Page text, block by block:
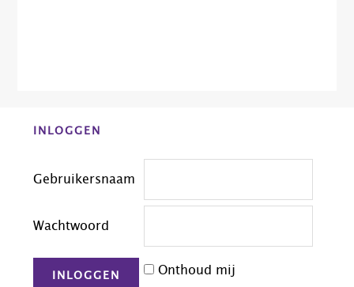
Before
INLOGGEN
Gebruikersnaam
Wachtwoord
Onthoud mij